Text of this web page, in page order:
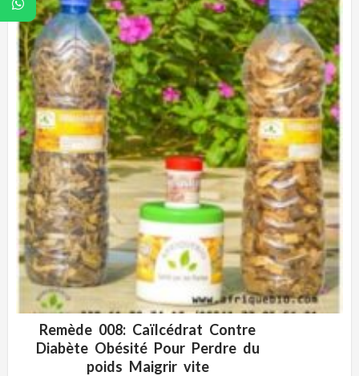
ADD WISHLIST
Remède 008: Caïlcédrat Contre
Diabète Obésité Pour Perdre du
poids Maigrir vite